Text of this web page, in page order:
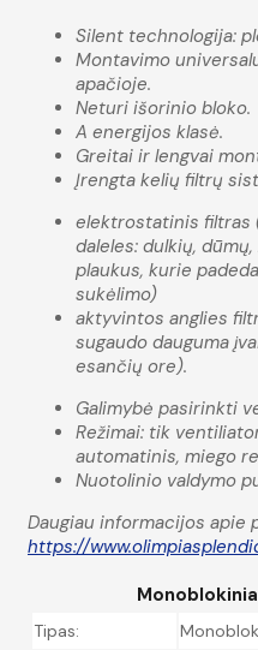
Silent technologija:
Montavimo
apačioje.
Neturi išorinio bloko.
A energijos klasė.
Greitai ir lengvai
Įrengta kelių filtrų
elektrostatinis filtras
daleles: dulkių,
plaukus, kurie
sukėlimo)
aktyvintos anglies
sugaudo dauguma
esančių ore).
Galimybė pasirinkti
Režimai: tik
automatinis, miego
Nuotolinio valdymo
Daugiau informacijos apie
https://
Tipas: